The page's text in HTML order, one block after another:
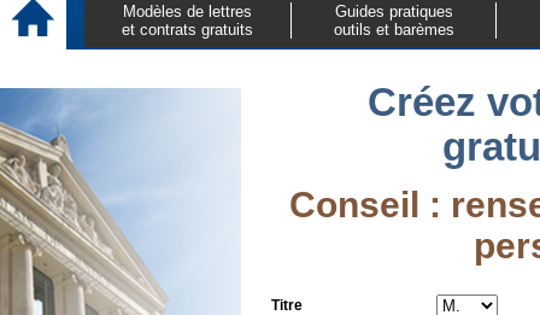
Modèles de lettres
et contrats gratuits
Guides pratiques
outils et barèmes
Créez
Conseil :
Titre